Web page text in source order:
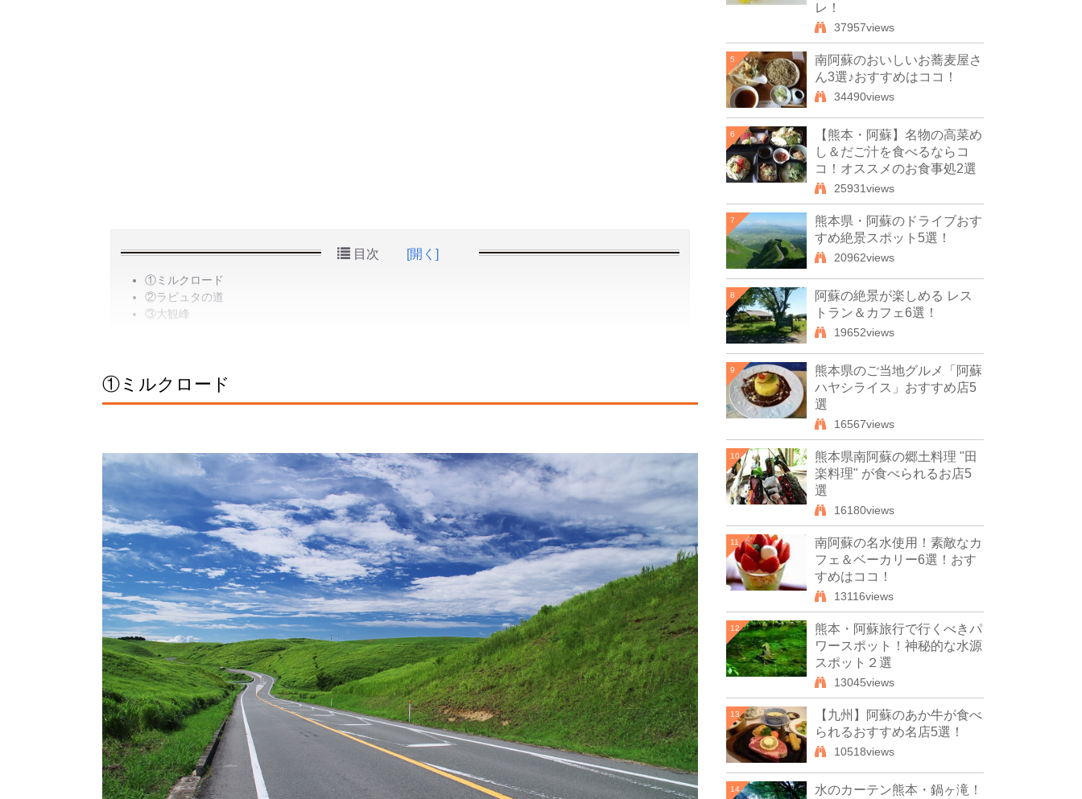
目次 [開く]
①ミルクロード
②ラピュタの道
③大観峰
①ミルクロード
レ！
37957views
5
南阿蘇のおいしいお蕎麦屋さ
ん3選♪おすすめはココ！
34490views
6
【熊本・阿蘇】名物の高菜め
し＆だご汁を食べるならコ
コ！オススメのお食事処2選
25931views
7
熊本県・阿蘇のドライブおす
すめ絶景スポット5選！
20962views
8
阿蘇の絶景が楽しめる レス
トラン＆カフェ6選！
19652views
9
熊本県のご当地グルメ「阿蘇
ハヤシライス」おすすめ店5
選
16567views
10
熊本県南阿蘇の郷土料理 "田
楽料理" が食べられるお店5
選
16180views
11
南阿蘇の名水使用！素敵なカ
フェ＆ベーカリー6選！おす
すめはココ！
13116views
12
熊本・阿蘇旅行で行くべきパ
ワースポット！神秘的な水源
スポット２選
13045views
13
【九州】阿蘇のあか牛が食べ
られるおすすめ名店5選！
10518views
14
水のカーテン熊本・鍋ヶ滝！